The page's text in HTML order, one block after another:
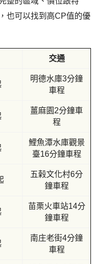
也可以找到高CP值的優
交通
明德水庫3分鐘
車程
薑麻園2分鐘車
程
鯉魚潭水庫觀景
臺16分鐘車程
五榖文化村6分
鐘車程
苗栗火車站14分
鐘車程
南庄老街4分鐘
車程